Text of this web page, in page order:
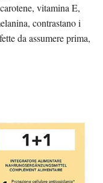
vitamina E,
contrastano i
da assumere prima,